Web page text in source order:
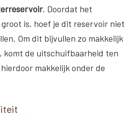
. Doordat het
is, hoef je dit reservoir niet
Om dit bijvullen zo makkelijk
komt de uitschuifbaarheid ten
makkelijk onder de